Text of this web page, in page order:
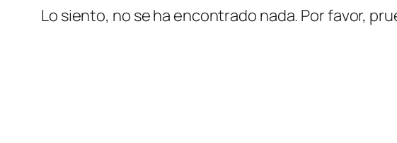
Lo siento, no se ha encontrado nada. Por favor,